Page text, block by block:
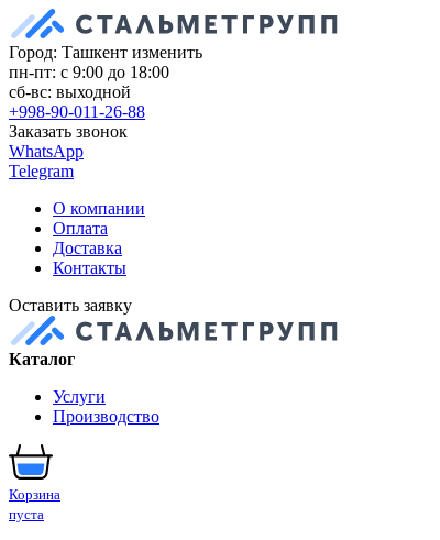
Город: Ташкент изменить
пн-пт: с 9:00 до 18:00
сб-вс: выходной
+998-90-011-26-88
Заказать звонок
WhatsApp
Telegram
О компании
Оплата
Доставка
Контакты
Оставить заявку
Каталог
Услуги
Производство
Корзина
пуста